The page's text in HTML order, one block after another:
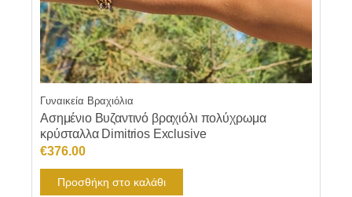
Γυναικεία Βραχιόλια
Ασημένιο Βυζαντινό βραχιόλι πολύχρωμα
κρύσταλλα Dimitrios Exclusive
€376.00
Προσθήκη στο καλάθι